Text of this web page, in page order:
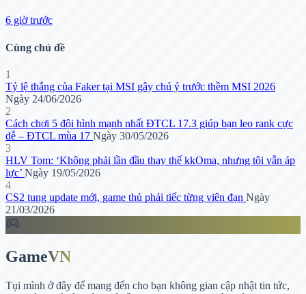
6 giờ trước
Cùng chủ đề
1
Tỷ lệ thắng của Faker tại MSI gây chú ý trước thềm MSI 2026
Ngày 24/06/2026
2
Cách chơi 5 đội hình mạnh nhất ĐTCL 17.3 giúp bạn leo rank cực
dễ – ĐTCL mùa 17 Ngày 30/05/2026
3
HLV Tom: ‘Không phải lần đầu thay thế kkOma, nhưng tôi vẫn áp
lực’ Ngày 19/05/2026
4
CS2 tung update mới, game thủ phải tiếc từng viên đạn Ngày
21/03/2026
sports_esports
GameVN
Tụi mình ở đây để mang đến cho bạn không gian cập nhật tin tức,